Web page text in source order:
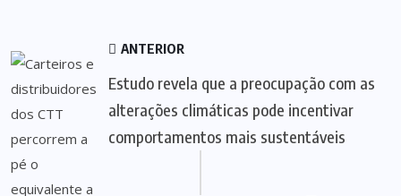
ANTERIOR
Estudo revela que a preocupação com as
alterações climáticas pode incentivar
comportamentos mais sustentáveis